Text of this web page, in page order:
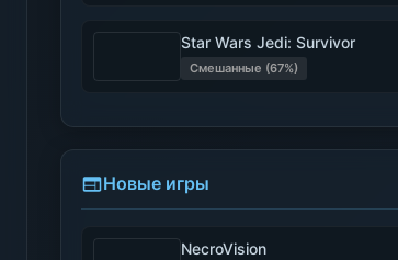
Star Wars Jedi: Survivor
Смешанные (67%)
Новые игры
NecroVision